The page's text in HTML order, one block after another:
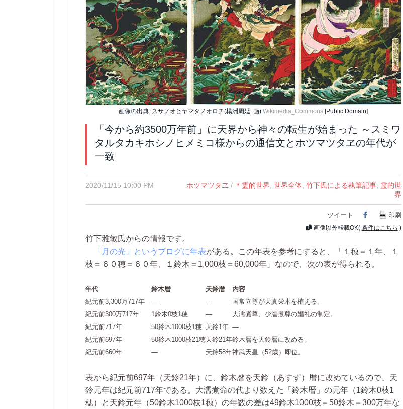
画像の出典: スサノオとヤマタノオロチ(楊洲周延･画)Wikimedia_Commons [Public Domain]
「今から約3500万年前」に天界から神々の転生が始まった ～スミワ
タルタカキホシノヒメミコ様からの通信文とホツマツタヱの年代が
一致
2020/11/15 10:00 PM ホツマツタヱ / ＊霊的世界 世界全体, 竹下氏による執筆記事, 霊的世
界
ツイート Facebook
印刷
画像以外転載OK( 条件はこちら )
竹下雅敏氏からの情報です。
「月の光」というブログに年表がある。この年表を参考にすると、「１穂＝１年、１
枝＝６０穂＝６０年、１鈴木＝1,000枝＝60,000年」なので、次の表が得られる。
年代 鈴木暦 天鈴暦
内容
紀元前3,300万717年 ― ―
国常立尊が天真栄木を植える。
紀元前300万717年
1鈴木0枝1穂 ―
大濡煮尊、少濡煮尊の婚礼の制定。
紀元前717年
50鈴木1000枝1穂 天鈴1年 ―
紀元前697年
50鈴木1000枝21穂天鈴21年鈴木暦を天鈴暦に改める。
紀元前660年
― 天鈴58年神武天皇（52歳）即位。
表から紀元前697年（天鈴21年）に、鈴木暦を天鈴（あすず）暦に改めているので、天
鈴元年は紀元前717年である。大濡煮命の代より数えた「鈴木暦」の元年（1鈴木0枝1
穂）と天鈴元年（50鈴木1000枝1穂）の年数の差は49鈴木1000枝＝50鈴木＝300万年な